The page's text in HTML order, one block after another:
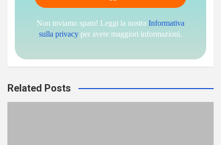
Non inviamo spam! Leggi la nostra Informativa
sulla privacy per avere maggiori informazioni.
Related Posts